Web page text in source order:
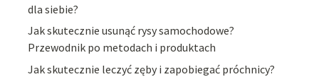
dla siebie?
Jak skutecznie usunąć rysy samochodowe?
Przewodnik po metodach i produktach
Jak skutecznie leczyć zęby i zapobiegać próchnicy?